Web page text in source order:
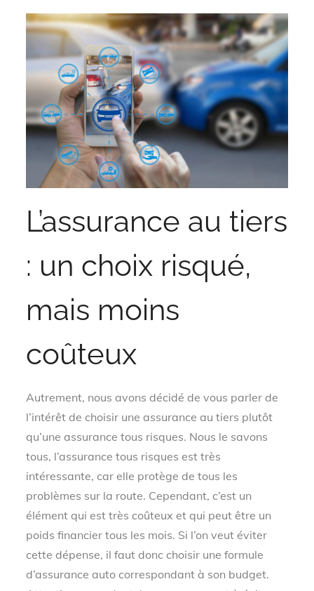
L’assurance au tiers
: un choix risqué,
mais moins
coûteux
Autrement, nous avons décidé de vous parler de
l’intérêt de choisir une assurance au tiers plutôt
qu’une assurance tous risques. Nous le savons
tous, l’assurance tous risques est très
intéressante, car elle protège de tous les
problèmes sur la route. Cependant, c’est un
élément qui est très coûteux et qui peut être un
poids financier tous les mois. Si l’on veut éviter
cette dépense, il faut donc choisir une formule
d’assurance auto correspondant à son budget.